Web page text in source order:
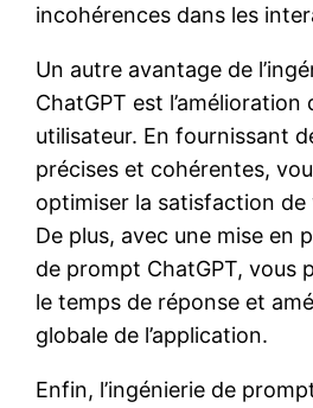
incohérences dans les
Un autre avantage de
ChatGPT est l’amélioration
utilisateur. En fournissant
précises et cohérentes,
optimiser la satisfaction de
De plus, avec une mise en
de prompt ChatGPT, vous
le temps de réponse et
globale de l’application.
Enfin, l’ingénierie de